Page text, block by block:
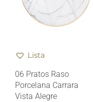
Lista
06 Pratos Raso
Porcelana Carrara
Vista Alegre